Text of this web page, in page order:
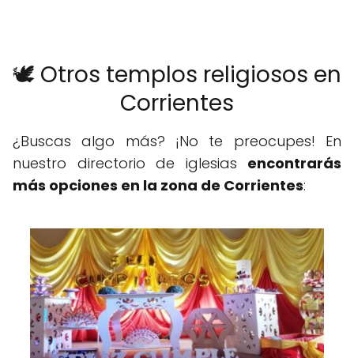
🕊️ Otros templos religiosos en
Corrientes
¿Buscas algo más? ¡No te preocupes! En
nuestro directorio de iglesias encontrarás
más opciones en la zona de Corrientes: